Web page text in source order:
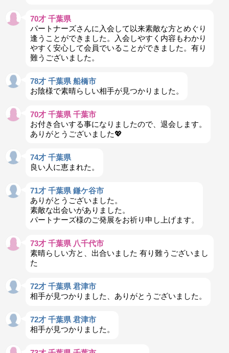
70才 千葉県
パートナーズさんに入会して以来素敵な方とめぐり
逢うことができました。入会しやすく内容もわかり
やすく安心して会員でいることができました。有り
難うございました。
78才 千葉県 船橋市
お陰様で素晴らしい相手が見つかりました。
70才 千葉県 千葉市
お付き合いする事になりましたので、退会します。
ありがとうございました💖
74才 千葉県
良い人に恵まれた。
71才 千葉県 鎌ケ谷市
ありがとうございました。
素敵な出会いがありました。
パートナーズ様のご発展をお祈り申し上げます。
73才 千葉県 八千代市
素晴らしい方と、出合いました 有り難うございまし
た
72才 千葉県 君津市
相手が見つかりました、ありがとうございました。
72才 千葉県 君津市
相手が見つかりました。